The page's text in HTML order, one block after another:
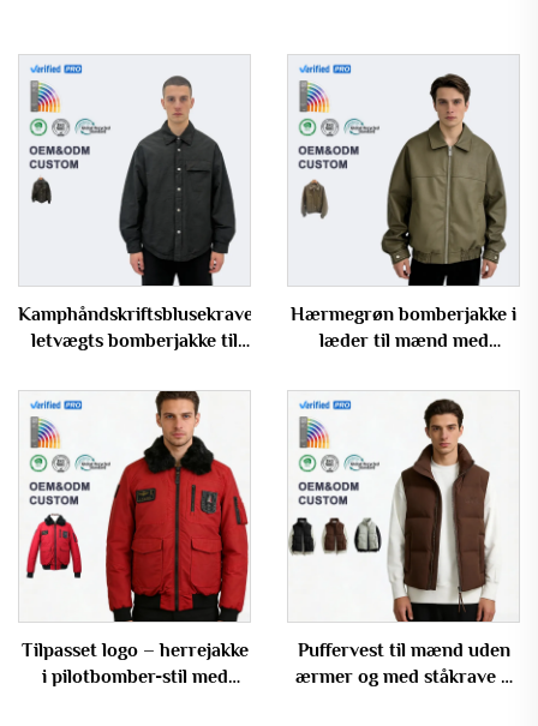
Kamphåndskriftsblusekrave,
letvægts bomberjakke til
Hærmegrøn bomberjakke i
læder til mænd med
overdimensioneret
pasform
Tilpasset logo – herrejakke
i pilotbomber-stil med
Puffervest til mænd uden
ærmer og med ståkrave –